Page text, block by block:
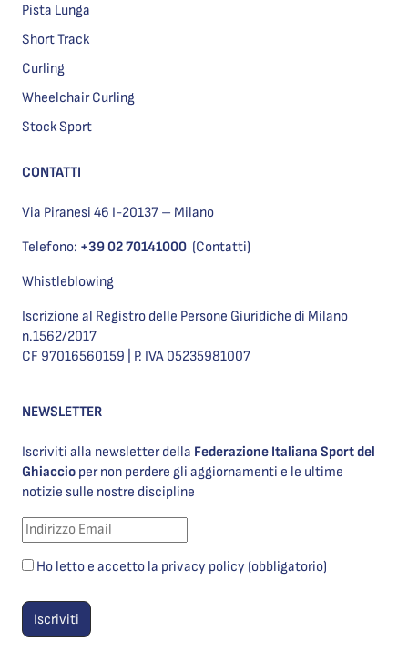
Pista Lunga
Short Track
Curling
Wheelchair Curling
Stock Sport
CONTATTI
Via Piranesi 46 I-20137 – Milano
Telefono: +39 02 70141000 (Contatti)
Whistleblowing
Iscrizione al Registro delle Persone Giuridiche di Milano
n.1562/2017
CF 97016560159 | P. IVA 05235981007
NEWSLETTER
Iscriviti alla newsletter della Federazione Italiana Sport del
Ghiaccio per non perdere gli aggiornamenti e le ultime
notizie sulle nostre discipline
Ho letto e accetto la privacy policy (obbligatorio)